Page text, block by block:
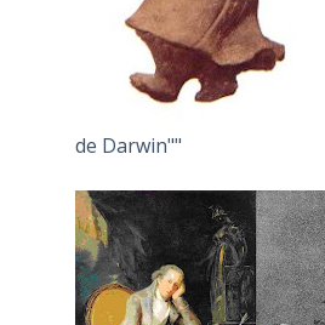
de Darwin""